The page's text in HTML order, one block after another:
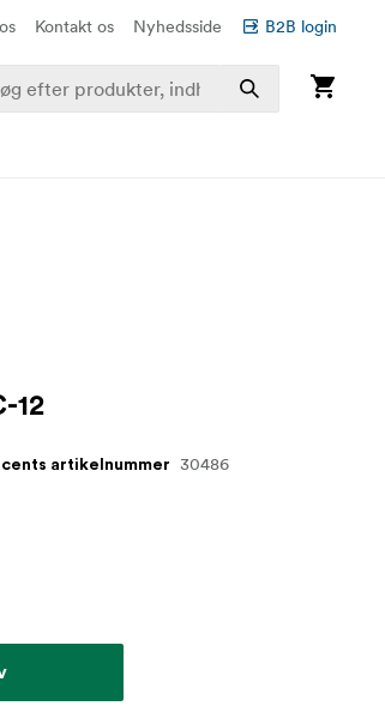
Kontakt os Nyhedsside B2B login
12
artikelnummer 30486